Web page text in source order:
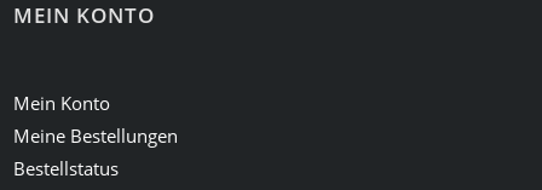
MEIN KONTO
Mein Konto
Meine Bestellungen
Bestellstatus